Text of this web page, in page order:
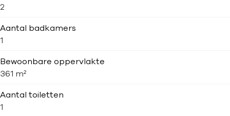
2
Aantal badkamers
1
Bewoonbare oppervlakte
361 m²
Aantal toiletten
1